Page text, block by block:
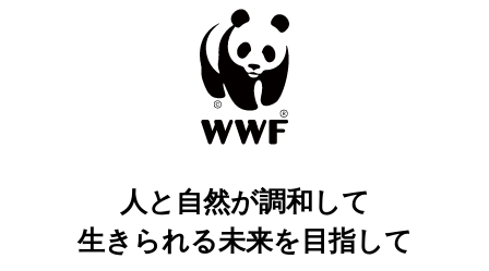
人と自然が調和して
生きられる未来を目指して